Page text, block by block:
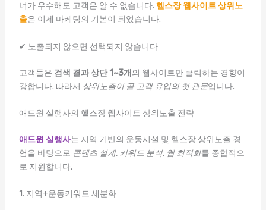
너가 우수해도 고객은 알 수 없습니다. 헬스장 웹사이트 상위노
출은 이제 마케팅의 기본이 되었습니다.
✔ 노출되지 않으면 선택되지 않습니다
고객들은 검색 결과 상단 1~3개 의 웹사이트만 클릭하는 경향이
강합니다. 따라서 상위노출이 곧 고객 유입의 첫 관문입니다.
애드윈 실행사의 헬스장 웹사이트 상위노출 전략
애드윈 실행사는 지역 기반의 운동시설 및 헬스장 상위노출 경
험을 바탕으로 콘텐츠 설계, 키워드 분석, 웹 최적화를 종합적으
로 지원합니다.
1. 지역+운동키워드 세분화